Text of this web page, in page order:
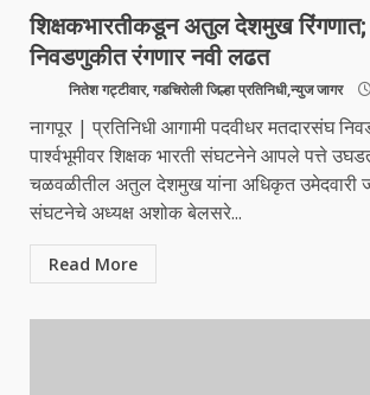
शिक्षकभारतीकडून अतुल देशमुख रिंगणात;
निवडणुकीत रंगणार नवी लढत
नितेश गट्टीवार, गडचिरोली जिल्हा प्रतिनिधी,न्युज जागर
नागपूर | प्रतिनिधी आगामी पदवीधर मतदारसंघ
पार्श्वभूमीवर शिक्षक भारती संघटनेने आपले पत्ते
चळवळीतील अतुल देशमुख यांना अधिकृत उमेदवारी
संघटनेचे अध्यक्ष अशोक बेलसरे...
Read More